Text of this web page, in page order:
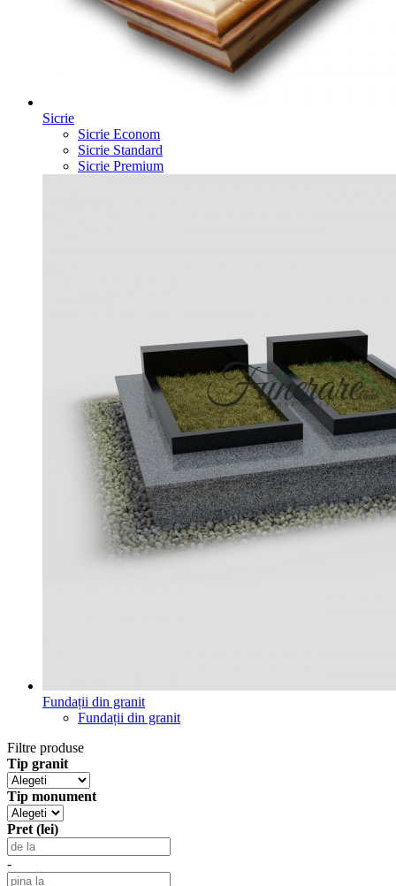
Sicrie
Sicrie Econom
Sicrie Standard
Sicrie Premium
Fundații din granit
Fundații din granit
Filtre produse
Tip granit
Tip monument
Pret (lei)
-